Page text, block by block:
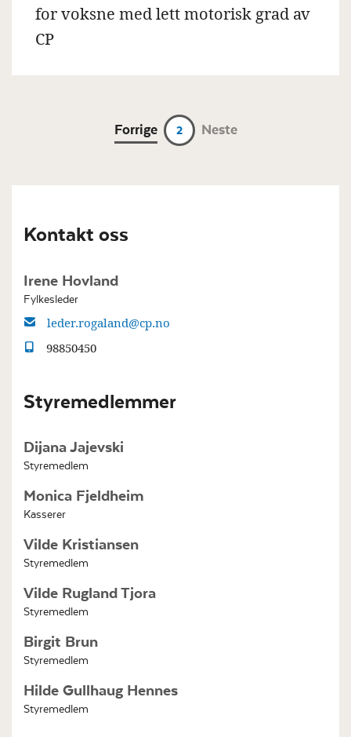
for voksne med lett motorisk grad av
CP
Forrige 2 Neste
Kontakt oss
Irene Hovland
Fylkesleder
leder.rogaland@cp.no
98850450
Styremedlemmer
Dijana Jajevski
Styremedlem
Monica Fjeldheim
Kasserer
Vilde Kristiansen
Styremedlem
Vilde Rugland Tjora
Styremedlem
Birgit Brun
Styremedlem
Hilde Gullhaug Hennes
Styremedlem